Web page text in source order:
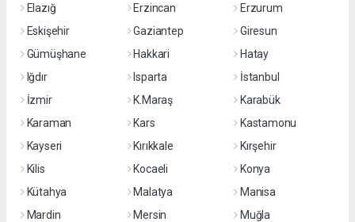
Elazığ
Erzincan
Erzurum
Eskişehir
Gaziantep
Giresun
Gümüşhane
Hakkari
Hatay
Iğdır
Isparta
İstanbul
İzmir
K.Maraş
Karabük
Karaman
Kars
Kastamonu
Kayseri
Kırıkkale
Kırşehir
Kilis
Kocaeli
Konya
Kütahya
Malatya
Manisa
Mardin
Mersin
Muğla